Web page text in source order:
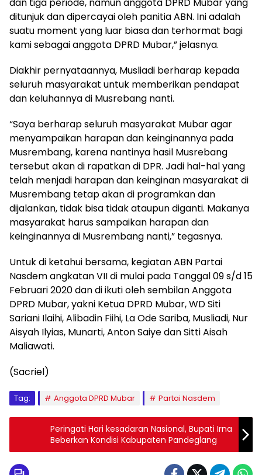
ditunjuk dan dipercayai oleh panitia ABN. Ini adalah
suatu moment yang luar biasa dan terhormat bagi
kami sebagai anggota DPRD Mubar,” jelasnya.
Diakhir pernyataannya, Musliadi berharap kepada
seluruh masyarakat untuk memberikan pendapat
dan keluhannya di Musrebang nanti.
“Saya berharap seluruh masyarakat Mubar agar
menyampaikan harapan dan keinginannya pada
Musrembang, karena nantinya hasil Musrebang
tersebut akan di rapatkan di DPR. Jadi hal-hal yang
telah menjadi harapan dan keinginan masyarakat di
Musrembang tetap akan di programkan dan
dijalankan, tidak bisa tidak ataupun diganti. Makanya
masyarakat harus sampaikan harapan dan
keinginannya di Musrembang nanti,” tegasnya.
Untuk di ketahui bersama, kegiatan ABN Partai
Nasdem angkatan VII di mulai pada Tanggal 09 s/d 15
Februari 2020 dan di ikuti oleh sembilan Anggota
DPRD Mubar, yakni Ketua DPRD Mubar, WD Siti
Sariani Ilaihi, Alibadin Fiihi, La Ode Sariba, Musliadi, Nur
Aisyah Ilyias, Munarti, Anton Saiye dan Sitti Aisah
Maliawati.
(Sacriel)
Tag: Anggota DPRD Mubar Partai Nasdem
Peringati Hari kesadaran Nasional, Bupati Irna
Beberkan Kondisi Kabupaten Pandeglang